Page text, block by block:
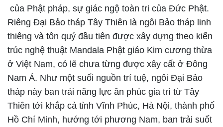
của Phật pháp, sự giác ngộ toàn tri của Đức Phật.
Riêng Đại Bảo tháp Tây Thiên là ngôi Bảo tháp linh
thiêng và tôn quý đầu tiên được xây dựng theo kiến
trúc nghệ thuật Mandala Phật giáo Kim cương thừa
ở Việt Nam, có lẽ chưa từng được xây cất ở Đông
Nam Á. Như một suối nguồn trí tuệ, ngôi Đại Bảo
tháp này ban trải năng lực ân phúc gia trì từ Tây
Thiên tới khắp cả tỉnh Vĩnh Phúc, Hà Nội, thành phố
Hồ Chí Minh, hướng tới phương Nam, ban trải suốt